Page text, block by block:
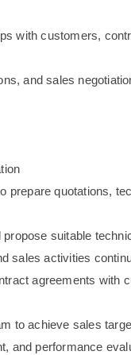
with customers,
and sales
prepare quotations,
suitable
sales activities
agreements with
to achieve sales
and performance